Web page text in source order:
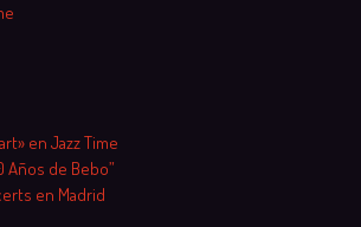
en Jazz Time
Años de Bebo”
en Madrid